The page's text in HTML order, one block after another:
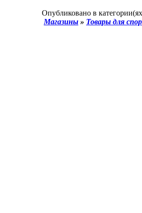
Опубликовано в
Магазины » Товары для